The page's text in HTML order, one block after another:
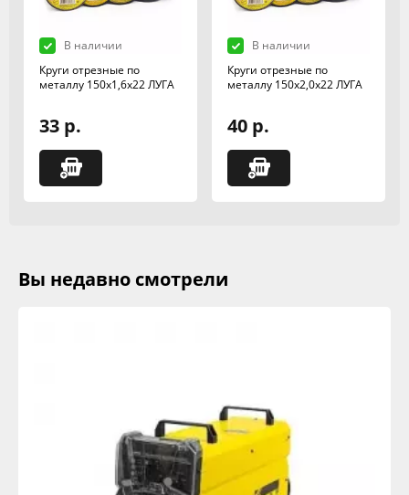
В наличии
Круги отрезные по
металлу 150х1,6х22 ЛУГА
33 р.
В наличии
Круги отрезные по
металлу 150х2,0х22 ЛУГА
40 р.
Вы недавно смотрели